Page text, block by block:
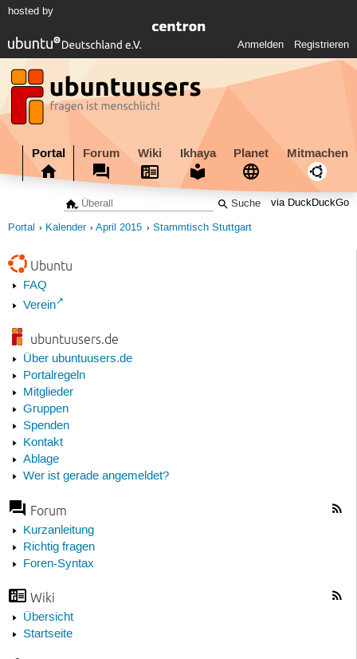
hosted by
Anmelden Registrieren
Portal Forum Wiki Ikhaya Planet Mitmachen
via DuckDuckGo
Portal Kalender April 2015 Stammtisch Stuttgart
Ubuntu
FAQ
Verein
ubuntuusers.de
Über ubuntuusers.de
Portalregeln
Mitglieder
Gruppen
Spenden
Kontakt
Ablage
Wer ist gerade angemeldet?
Forum
Kurzanleitung
Richtig fragen
Foren-Syntax
Wiki
Übersicht
Startseite